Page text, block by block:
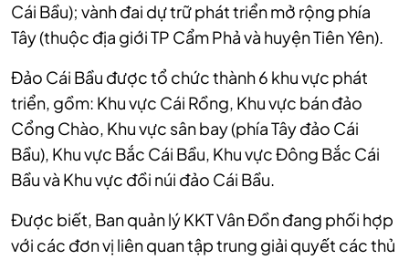
Cái Bầu); vành đai dự trữ phát triển mở rộng phía
Tây (thuộc địa giới TP Cẩm Phả và huyện Tiên Yên).
Đảo Cái Bầu được tổ chức thành 6 khu vực phát
triển, gồm: Khu vực Cái Rồng, Khu vực bán đảo
Cổng Chào, Khu vực sân bay (phía Tây đảo Cái
Bầu), Khu vực Bắc Cái Bầu, Khu vực Đông Bắc Cái
Bầu và Khu vực đồi núi đảo Cái Bầu.
Được biết, Ban quản lý KKT Vân Đồn đang phối hợp
với các đơn vị liên quan tập trung giải quyết các thủ